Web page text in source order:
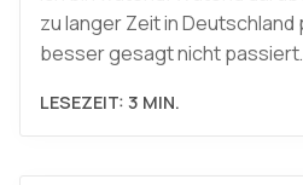
zu langer Zeit in
besser gesagt nicht
LESEZEIT: 3 MIN.